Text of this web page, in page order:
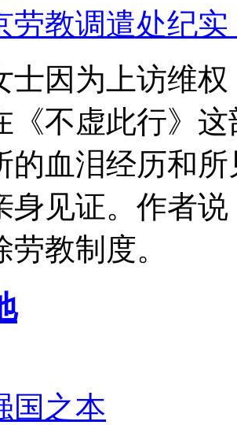
教调遣处纪实
士因为上访维
《不虚此行》
的血泪经历和
身见证。作者
教制度。
国之本